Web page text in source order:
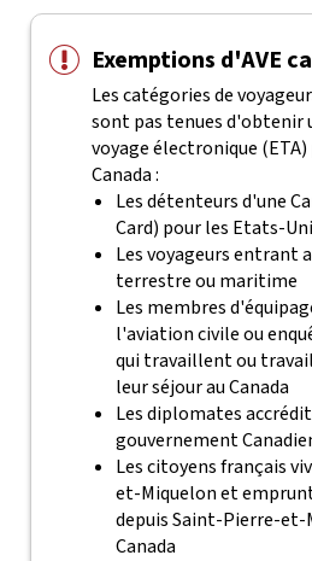
Exemptions d'AVE
Les catégories de
sont pas tenues d'obtenir
voyage électronique (ETA)
Canada :
Les détenteurs d'une
Card) pour les Etats-
Les voyageurs entrant
terrestre ou maritime
Les membres
l'aviation civile ou
qui travaillent ou
leur séjour au Canada
Les diplomates
gouvernement
Les citoyens français
et-Miquelon et
depuis Saint-Pierre-et-
Canada